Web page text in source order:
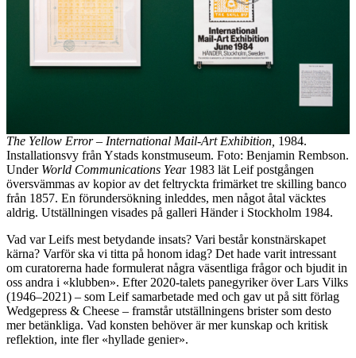
The Yellow Error – International Mail-Art Exhibition, 1984.
Installationsvy från Ystads konstmuseum. Foto: Benjamin Rembson.
Under World Communications Year 1983 lät Leif postgången
översvämmas av kopior av det feltryckta frimärket tre skilling banco
från 1857. En förundersökning inleddes, men något åtal väcktes
aldrig. Utställningen visades på galleri Händer i Stockholm 1984.
Vad var Leifs mest betydande insats? Vari består konstnärskapet
kärna? Varför ska vi titta på honom idag? Det hade varit intressant
om curatorerna hade formulerat några väsentliga frågor och bjudit in
oss andra i «klubben». Efter 2020-talets panegyriker över Lars Vilks
(1946–2021) – som Leif samarbetade med och gav ut på sitt förlag
Wedgepress & Cheese – framstår utställningens brister som desto
mer betänkliga. Vad konsten behöver är mer kunskap och kritisk
reflektion, inte fler «hyllade genier».